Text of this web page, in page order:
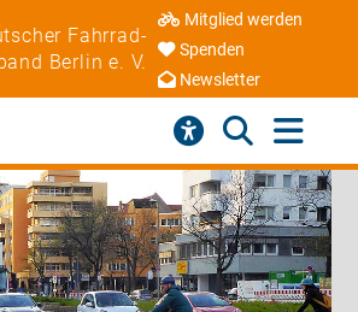
Fahrrad-
Berlin e. V.
Mitglied werden
Spenden
Newsletter